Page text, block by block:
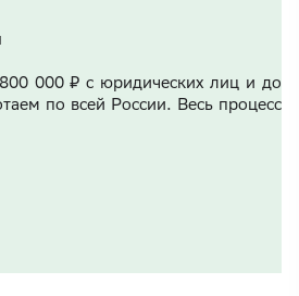
000 ₽ с юридических лиц и до
по всей России. Весь процесс